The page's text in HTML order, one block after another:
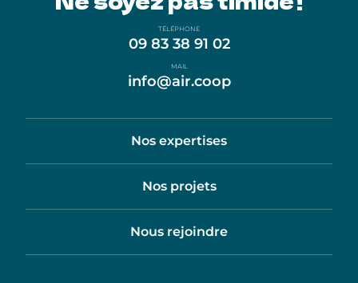
TÉLÉPHONE
09 83 38 91 02
MAIL
info@air.coop
Nos expertises
Nos projets
Nous rejoindre